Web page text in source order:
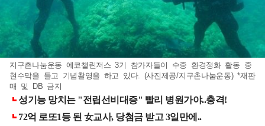
지구촌나눔운동 에코챌린저스 3기 참가자들이 수중 환경정화 활동 중
현수막을 들고 기념촬영을 하고 있다. (사진제공/지구촌나눔운동) *재판
매 및 DB 금지